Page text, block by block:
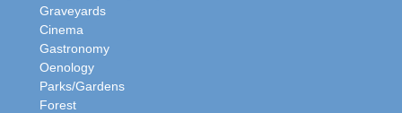
Graveyards
Cinema
Gastronomy
Oenology
Parks/Gardens
Forest